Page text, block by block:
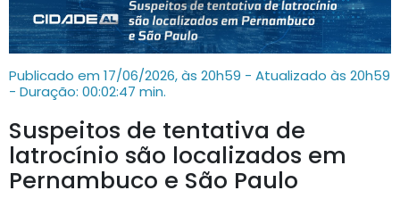
Publicado em 17/06/2026, às 20h59 - Atualizado às 20h59
- Duração: 00:02:47 min.
Suspeitos de tentativa de
latrocínio são localizados em
Pernambuco e São Paulo